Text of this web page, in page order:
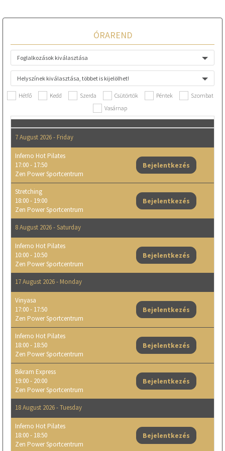
ÓRAREND
Foglalkozások kiválasztása
Helyszínek kiválasztása, többet is kijelölhet!
Hétfő Kedd Szerda Csütörtök Péntek
Szombat
Vasárnap
7 August 2026 - Friday
Inferno Hot Pilates
17:00 - 17:50
Zen Power Sportcentrum
Bejelentkezés
Stretching
18:00 - 19:00
Zen Power Sportcentrum
Bejelentkezés
8 August 2026 - Saturday
Inferno Hot Pilates
10:00 - 10:50
Zen Power Sportcentrum
Bejelentkezés
17 August 2026 - Monday
Vinyasa
17:00 - 17:50
Zen Power Sportcentrum
Bejelentkezés
Inferno Hot Pilates
18:00 - 18:50
Zen Power Sportcentrum
Bejelentkezés
Bikram Express
19:00 - 20:00
Zen Power Sportcentrum
Bejelentkezés
18 August 2026 - Tuesday
Inferno Hot Pilates
18:00 - 18:50
Zen Power Sportcentrum
Bejelentkezés